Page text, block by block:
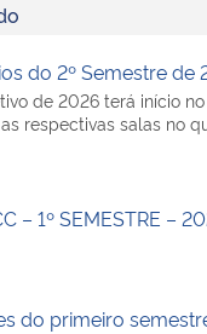
do 2º Semestre
de 2026 terá início
respectivas salas no
– 1º SEMESTRE –
do primeiro